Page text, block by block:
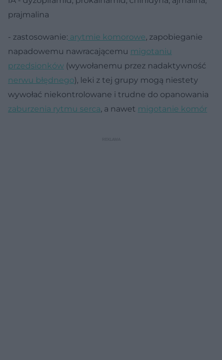
prajmalina
- zastosowanie: arytmie komorowe, zapobieganie
napadowemu nawracającemu migotaniu
przedsionków (wywołanemu przez nadaktywność
nerwu błędnego), leki z tej grupy mogą niestety
wywołać niekontrolowane i trudne do opanowania
zaburzenia rytmu serca, a nawet migotanie komór